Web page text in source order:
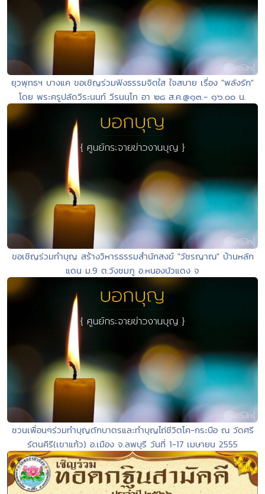
ยุวพุทธฯ บางแค ขอเชิญร่วมฟังธรรมจิตใส ใจสบาย เรื่อง "พลังรัก"
โดย พระครูปลัดวีระนนท์ วีรนนฺโท อา ๒๘ ส.ค.@๑๓.- ๑๖.๐๐ น.
ขอเชิญร่วมทำบุญ สร้างวิหารธรรมสำนักสงฆ์ "วัชรญาณ" บ้านหลัก
แดน ม.9 ต.วังชมภู อ.หนองบัวแดง จ
ชวนเพื่อนๆร่วมทำบุญตักบาตรและทำบุญไถ่ชีวิตโค-กระบือ ณ วัดศรี
รัตนคีรี(เขาแก้ว) อ.เมือง จ.ลพบุรี วันที่ 1-17 เมษายน 2555